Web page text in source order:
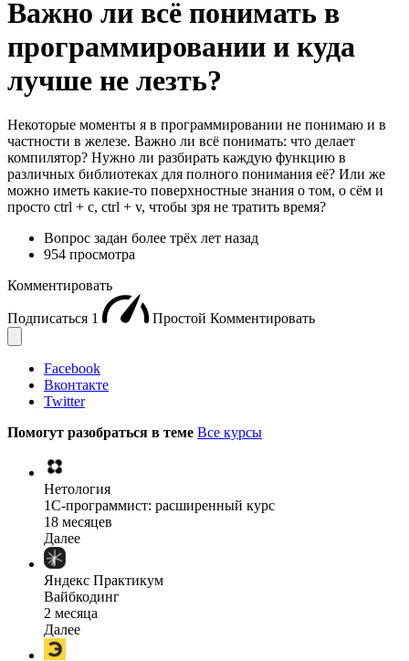
Важно ли всё понимать в
программировании и куда
лучше не лезть?
Некоторые моменты я в программировании не понимаю и в
частности в железе. Важно ли всё понимать: что делает
компилятор? Нужно ли разбирать каждую функцию в
различных библиотеках для полного понимания её? Или же
можно иметь какие-то поверхностные знания о том, о сём и
просто ctrl + c, ctrl + v, чтобы зря не тратить время?
Вопрос задан более трёх лет назад
954 просмотра
Комментировать
Подписаться 1 Простой Комментировать
Facebook
Вконтакте
Twitter
Помогут разобраться в теме Все курсы
Нетология
1C-программист: расширенный курс
18 месяцев
Далее
Яндекс Практикум
Вайбкодинг
2 месяца
Далее